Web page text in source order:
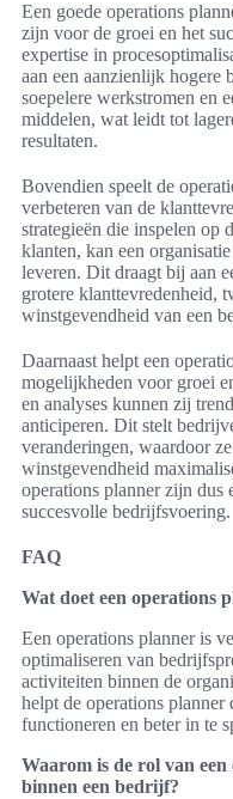
Een goede operations
zijn voor de groei en het
expertise in
aan een aanzienlijk hogere
soepelere werkstromen en
middelen, wat leidt tot
resultaten.
Bovendien speelt de
verbeteren van de
strategieën die inspelen op
klanten, kan een
leveren. Dit draagt bij aan
grotere klanttevredenheid,
winstgevendheid van een
Daarnaast helpt een
mogelijkheden voor groei
en analyses kunnen zij
anticiperen. Dit stelt
veranderingen, waardoor
winstgevendheid
operations planner zijn dus
succesvolle bedrijfsvoering.
FAQ
Wat doet een operations
Een operations planner is
optimaliseren van
activiteiten binnen de
helpt de operations planner
functioneren en beter in te
Waarom is de rol van
binnen een bedrijf?